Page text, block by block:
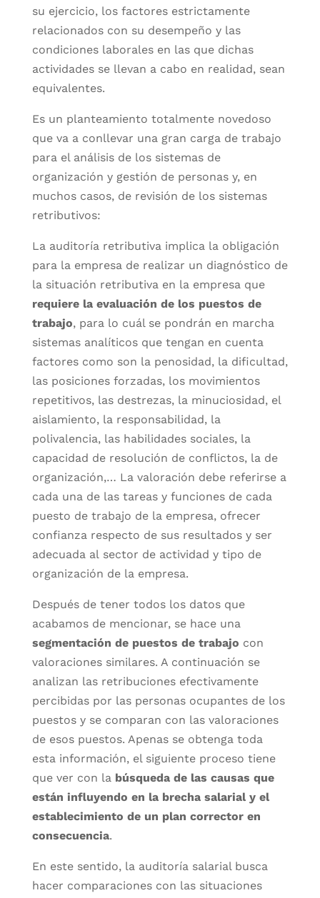
su ejercicio, los factores estrictamente
relacionados con su desempeño y las
condiciones laborales en las que dichas
actividades se llevan a cabo en realidad, sean
equivalentes.
Es un planteamiento totalmente novedoso
que va a conllevar una gran carga de trabajo
para el análisis de los sistemas de
organización y gestión de personas y, en
muchos casos, de revisión de los sistemas
retributivos:
La auditoría retributiva implica la obligación
para la empresa de realizar un diagnóstico de
la situación retributiva en la empresa que
requiere la evaluación de los puestos de
trabajo, para lo cuál se pondrán en marcha
sistemas analíticos que tengan en cuenta
factores como son la penosidad, la dificultad,
las posiciones forzadas, los movimientos
repetitivos, las destrezas, la minuciosidad, el
aislamiento, la responsabilidad, la
polivalencia, las habilidades sociales, la
capacidad de resolución de conflictos, la de
organización,… La valoración debe referirse a
cada una de las tareas y funciones de cada
puesto de trabajo de la empresa, ofrecer
confianza respecto de sus resultados y ser
adecuada al sector de actividad y tipo de
organización de la empresa.
Después de tener todos los datos que
acabamos de mencionar, se hace una
segmentación de puestos de trabajo con
valoraciones similares. A continuación se
analizan las retribuciones efectivamente
percibidas por las personas ocupantes de los
puestos y se comparan con las valoraciones
de esos puestos. Apenas se obtenga toda
esta información, el siguiente proceso tiene
que ver con la búsqueda de las causas que
están influyendo en la brecha salarial y el
establecimiento de un plan corrector en
consecuencia.
En este sentido, la auditoría salarial busca
hacer comparaciones con las situaciones